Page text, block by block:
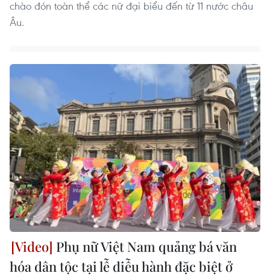
chào đón toàn thể các nữ đại biểu đến từ 11 nước châu
Âu.
Phụ nữ Việt Nam quảng bá văn
hóa dân tộc tại lễ diễu hành đặc biệt ở